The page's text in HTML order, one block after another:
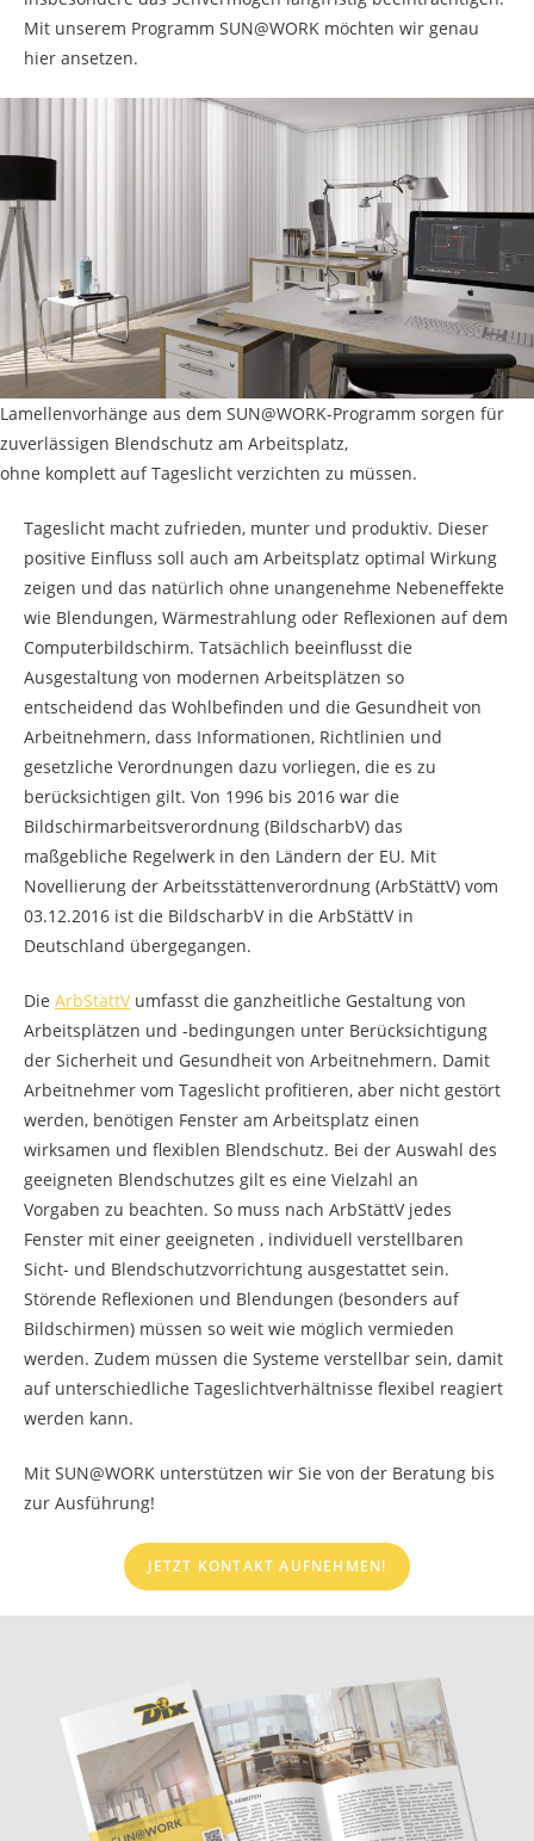
Mit unserem Programm SUN@WORK möchten wir genau
hier ansetzen.
Lamellenvorhänge aus dem SUN@WORK-Programm sorgen für
zuverlässigen Blendschutz am Arbeitsplatz,
ohne komplett auf Tageslicht verzichten zu müssen.
Tageslicht macht zufrieden, munter und produktiv. Dieser
positive Einfluss soll auch am Arbeitsplatz optimal Wirkung
zeigen und das natürlich ohne unangenehme Nebeneffekte
wie Blendungen, Wärmestrahlung oder Reflexionen auf dem
Computerbildschirm. Tatsächlich beeinflusst die
Ausgestaltung von modernen Arbeitsplätzen so
entscheidend das Wohlbefinden und die Gesundheit von
Arbeitnehmern, dass Informationen, Richtlinien und
gesetzliche Verordnungen dazu vorliegen, die es zu
berücksichtigen gilt. Von 1996 bis 2016 war die
Bildschirmarbeitsverordnung (BildscharbV) das
maßgebliche Regelwerk in den Ländern der EU. Mit
Novellierung der Arbeitsstättenverordnung (ArbStättV) vom
03.12.2016 ist die BildscharbV in die ArbStättV in
Deutschland übergegangen.
Die ArbStättVumfasst die ganzheitliche Gestaltung von
Arbeitsplätzen und -bedingungen unter Berücksichtigung
der Sicherheit und Gesundheit von Arbeitnehmern. Damit
Arbeitnehmer vom Tageslicht profitieren, aber nicht gestört
werden, benötigen Fenster am Arbeitsplatz einen
wirksamen und flexiblen Blendschutz. Bei der Auswahl des
geeigneten Blendschutzes gilt es eine Vielzahl an
Vorgaben zu beachten. So muss nach ArbStättV jedes
Fenster mit einer geeigneten , individuell verstellbaren
Sicht- und Blendschutzvorrichtung ausgestattet sein.
Störende Reflexionen und Blendungen (besonders auf
Bildschirmen) müssen so weit wie möglich vermieden
werden. Zudem müssen die Systeme verstellbar sein, damit
auf unterschiedliche Tageslichtverhältnisse flexibel reagiert
werden kann.
Mit SUN@WORK unterstützen wir Sie von der Beratung bis
zur Ausführung!
JETZT KONTAKT AUFNEHMEN!